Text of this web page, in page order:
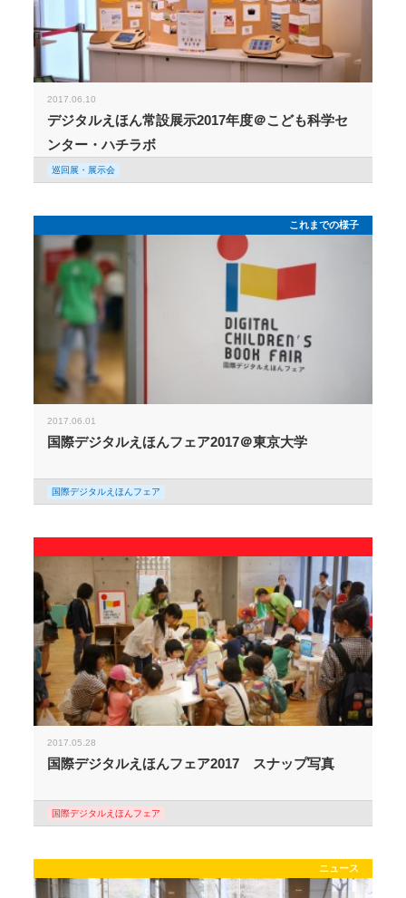
2017.06.10
デジタルえほん常設展示2017年度＠こども科学セ
ンター・ハチラボ
巡回展・展示会
これまでの様子
2017.06.01
国際デジタルえほんフェア2017＠東京大学
国際デジタルえほんフェア
2017.05.28
国際デジタルえほんフェア2017 スナップ写真
国際デジタルえほんフェア
ニュース